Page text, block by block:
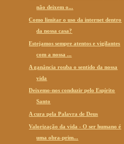
não deixem o...
Como limitar o uso da internet dentro
da nossa casa?
Estejamos sempre atentos e vigilantes
com a nossa ...
A ganância rouba o sentido da nossa
vida
Deixemo-nos conduzir pelo Espírito
Santo
A cura pela Palavra de Deus
Valorização da vida - O ser humano é
uma obra-prim...